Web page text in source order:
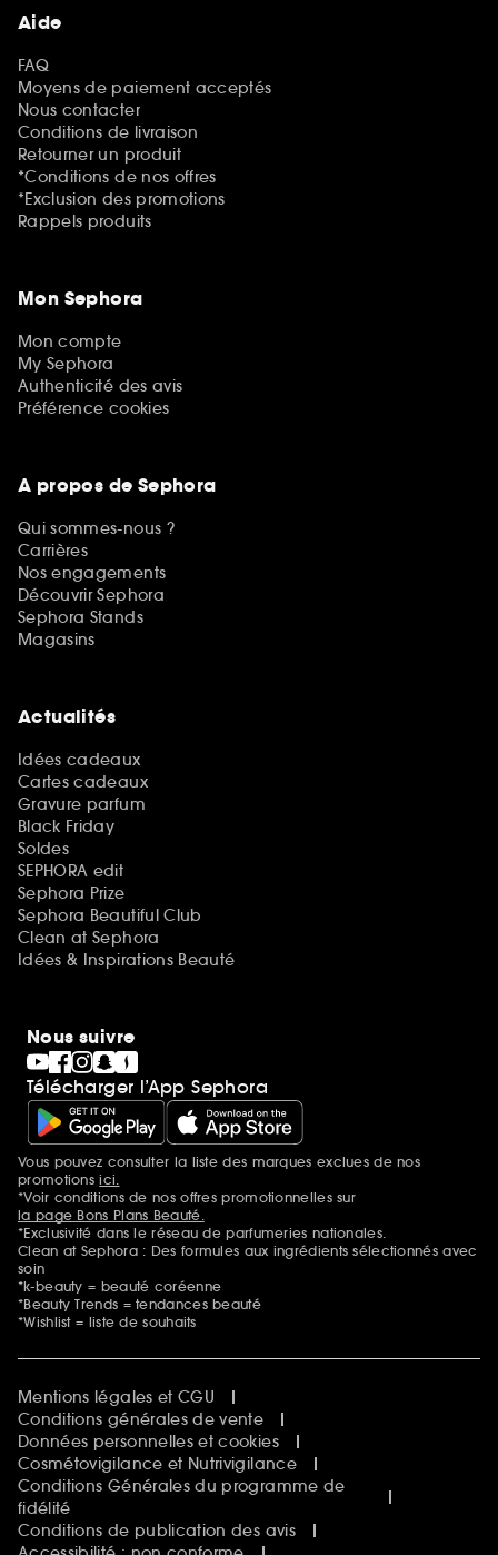
Aide
FAQ
Moyens de paiement acceptés
Nous contacter
Conditions de livraison
Retourner un produit
*Conditions de nos offres
*Exclusion des promotions
Rappels produits
Mon Sephora
Mon compte
My Sephora
Authenticité des avis
Préférence cookies
A propos de Sephora
Qui sommes-nous ?
Carrières
Nos engagements
Découvrir Sephora
Sephora Stands
Magasins
Actualités
Idées cadeaux
Cartes cadeaux
Gravure parfum
Black Friday
Soldes
SEPHORA edit
Sephora Prize
Sephora Beautiful Club
Clean at Sephora
Idées & Inspirations Beauté
Nous suivre
Télécharger l’App Sephora
Mentions additionnelles
Vous pouvez consulter la liste des marques exclues de nos
promotionsici.
*Voir conditions de nos offres promotionnelles sur
la page Bons Plans Beauté.
*Exclusivité dans le réseau de parfumeries nationales.
Clean at Sephora : Des formules aux ingrédients sélectionnés avec
soin
*k-beauty = beauté coréenne
*Beauty Trends = tendances beauté
*Wishlist = liste de souhaits
Mentions légales et CGU
Conditions générales de vente
Données personnelles et cookies
Cosmétovigilance et Nutrivigilance
Conditions Générales du programme de
fidélité
Conditions de publication des avis